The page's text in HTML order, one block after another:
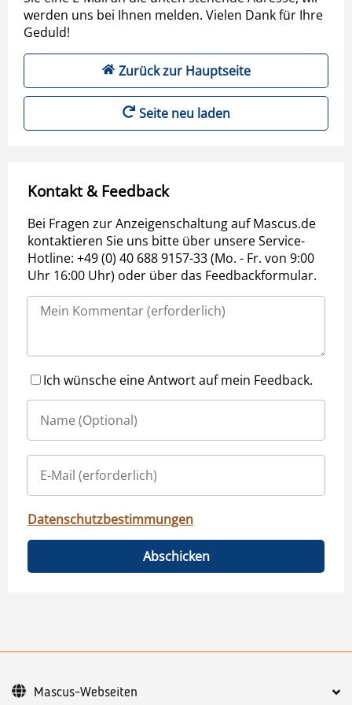
werden uns bei Ihnen melden. Vielen Dank für Ihre
Geduld!
Zurück zur Hauptseite
Seite neu laden
Kontakt & Feedback
Bei Fragen zur Anzeigenschaltung auf Mascus.de
kontaktieren Sie uns bitte über unsere Service-
Hotline: +49 (0) 40 688 9157-33 (Mo. - Fr. von 9:00
Uhr 16:00 Uhr) oder über das Feedbackformular.
Ich wünsche eine Antwort auf mein Feedback.
Datenschutzbestimmungen
Abschicken
Mascus-Webseiten